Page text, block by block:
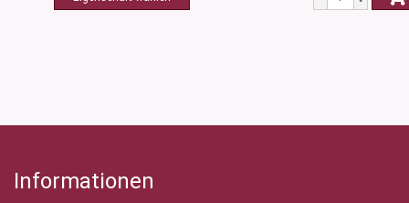
Informationen